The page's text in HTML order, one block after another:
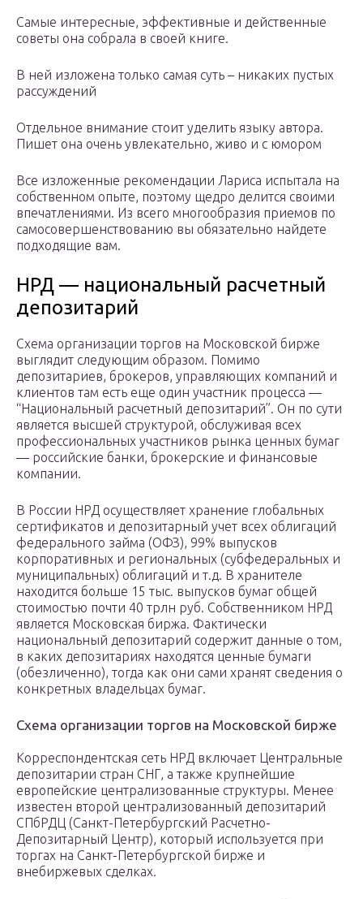
Самые интересные, эффективные и действенные
советы она собрала в своей книге.
В ней изложена только самая суть – никаких пустых
рассуждений
Отдельное внимание стоит уделить языку автора.
Пишет она очень увлекательно, живо и с юмором
Все изложенные рекомендации Лариса испытала на
собственном опыте, поэтому щедро делится своими
впечатлениями. Из всего многообразия приемов по
самосовершенствованию вы обязательно найдете
подходящие вам.
НРД — национальный расчетный
депозитарий
Схема организации торгов на Московской бирже
выглядит следующим образом. Помимо
депозитариев, брокеров, управляющих компаний и
клиентов там есть еще один участник процесса —
“Национальный расчетный депозитарий”. Он по сути
является высшей структурой, обслуживая всех
профессиональных участников рынка ценных бумаг
— российские банки, брокерские и финансовые
компании.
В России НРД осуществляет хранение глобальных
сертификатов и депозитарный учет всех облигаций
федерального займа (ОФЗ), 99% выпусков
корпоративных и региональных (субфедеральных и
муниципальных) облигаций и т.д. В хранителе
находится больше 15 тыс. выпусков бумаг общей
стоимостью почти 40 трлн руб. Собственником НРД
является Московская биржа. Фактически
национальный депозитарий содержит данные о том,
в каких депозитариях находятся ценные бумаги
(обезличенно), тогда как они сами хранят сведения о
конкретных владельцах бумаг.
Схема организации торгов на Московской бирже
Корреспондентская сеть НРД включает Центральные
депозитарии стран СНГ, а также крупнейшие
европейские централизованные структуры. Менее
известен второй централизованный депозитарий
СПбРДЦ (Санкт-Петербургский Расчетно-
Депозитарный Центр), который используется при
торгах на Санкт-Петербургской бирже и
внебиржевых сделках.